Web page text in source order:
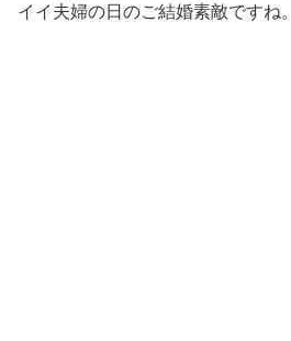
イイ夫婦の日のご結婚素敵ですね。